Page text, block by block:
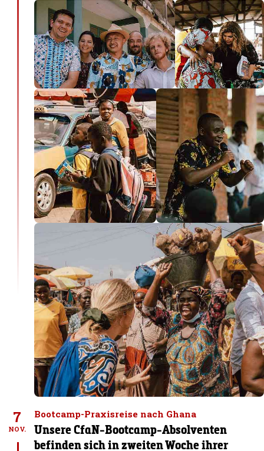
7
NOV.
Bootcamp-Praxisreise nach Ghana
Unsere CfaN-Bootcamp-Absolventen
befinden sich in zweiten Woche ihrer